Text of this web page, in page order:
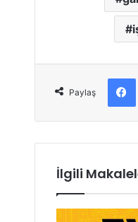
Paylaş
Facebook
İlgili